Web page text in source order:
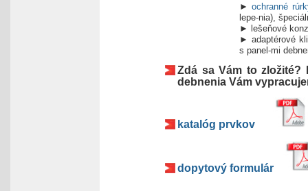
►ochranné
lepe-nia),
► lešeňové
► adaptérové
s panel-mi
Zdá sa Vám to zložité?
debnenia Vám
katalóg prvkov
dopytový formulár